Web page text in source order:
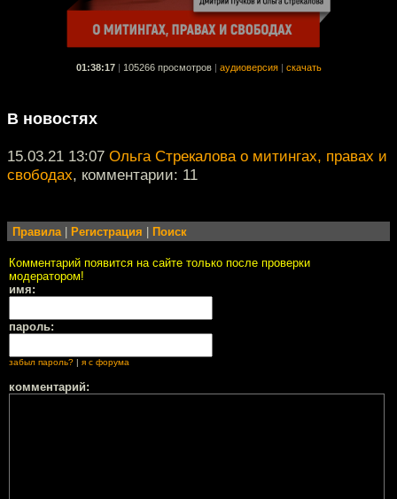
01:38:17 105266 просмотров аудиоверсия скачать
В новостях
15.03.21 13:07 Ольга Стрекалова о митингах, правах и
свободах, комментарии: 11
Правила| Регистрация Поиск
Комментарий появится на сайте только после проверки
модератором!
имя:
пароль:
забыл пароль? я с форума
комментарий: